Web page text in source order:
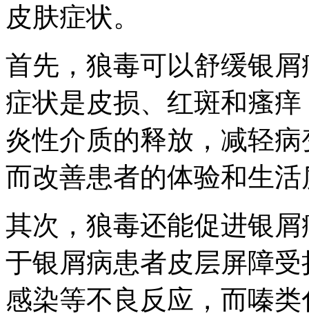
皮肤症状。
首先，狼毒可以舒缓银
症状是皮损、红斑和瘙
炎性介质的释放，减轻
而改善患者的体验和生活
其次，狼毒还能促进银
于银屑病患者皮层屏障
感染等不良反应，而嗪